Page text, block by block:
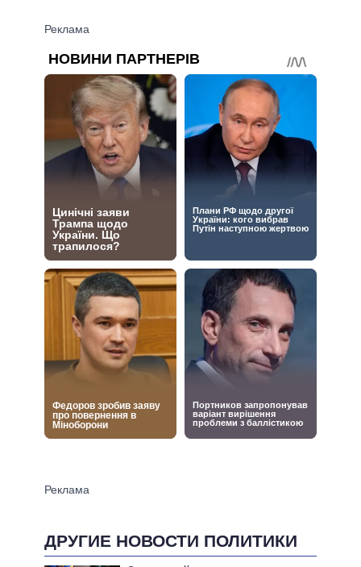
ДРУГИЕ НОВОСТИ ПОЛИТИКИ